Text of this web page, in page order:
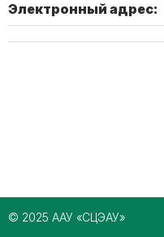
Электронный адрес:
© 2025 ААУ «СЦЭАУ»